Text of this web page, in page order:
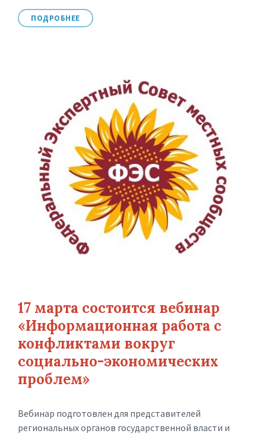
ПОДРОБНЕЕ
17 марта состоится вебинар
«Информационная работа с
конфликтами вокруг
социально-экономических
проблем»
Вебинар подготовлен для представителей
региональных органов государственной власти и